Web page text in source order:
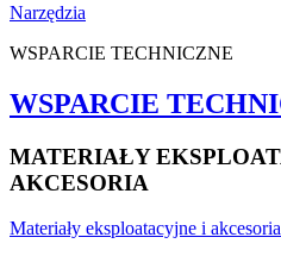
Narzędzia
WSPARCIE TECHNICZNE
WSPARCIE
MATERIAŁY
AKCESORIA
Materiały eksploatacyjne i akcesoria